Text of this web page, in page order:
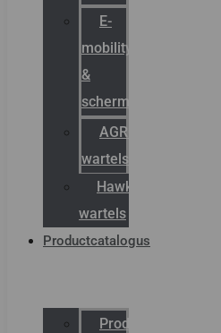
E-
mobility
&
schermstromen
AGRO
wartels
Hawke
wartels
Productcatalogus
Productcatalogus